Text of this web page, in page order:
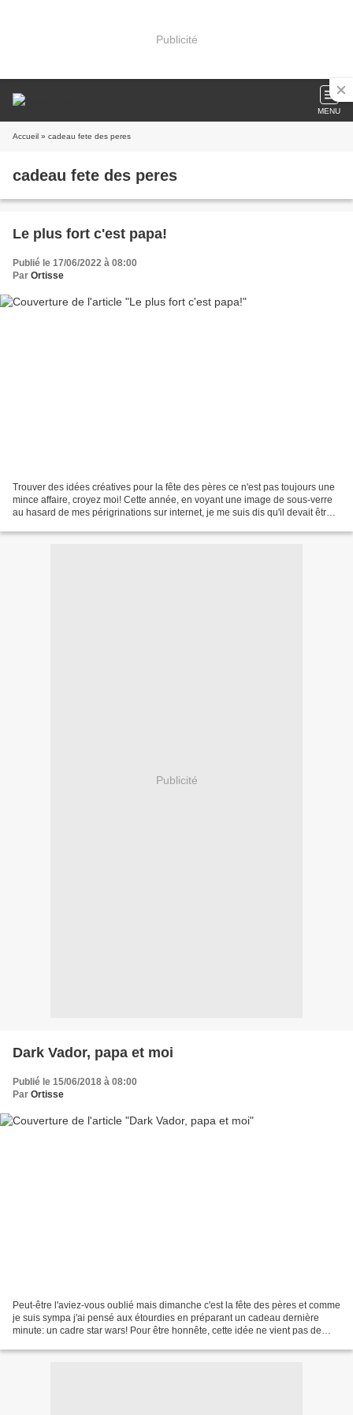
Publicité
MENU
Accueil » cadeau fete des peres
cadeau fete des peres
Le plus fort c'est papa!
Publié le 17/06/2022 à 08:00
Par Ortisse
Trouver des idées créatives pour la fête des pères ce n'est pas toujours une
mince affaire, croyez moi! Cette année, en voyant une image de sous-verre
au hasard de mes périgrinations sur internet, je me suis dis qu'il devait être
Publicité
Dark Vador, papa et moi
Publié le 15/06/2018 à 08:00
Par Ortisse
Peut-être l'aviez-vous oublié mais dimanche c'est la fête des pères et comme
je suis sympa j'ai pensé aux étourdies en préparant un cadeau dernière
minute: un cadre star wars! Pour être honnête, cette idée ne vient pas de